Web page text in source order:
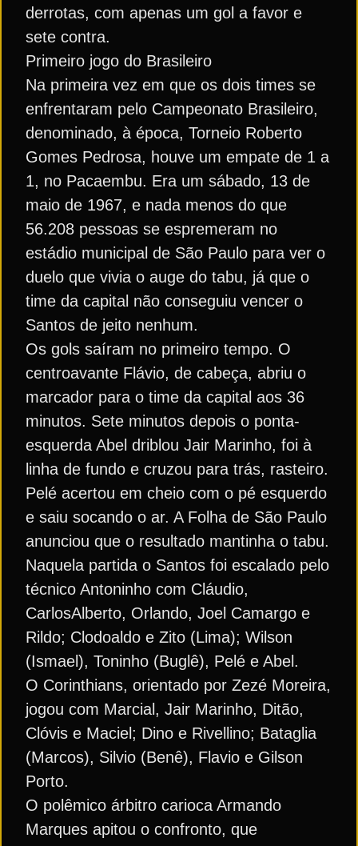
derrotas, com apenas um gol a favor e
sete contra.
Primeiro jogo do Brasileiro
Na primeira vez em que os dois times se
enfrentaram pelo Campeonato Brasileiro,
denominado, à época, Torneio Roberto
Gomes Pedrosa, houve um empate de 1 a
1, no Pacaembu. Era um sábado, 13 de
maio de 1967, e nada menos do que
56.208 pessoas se espremeram no
estádio municipal de São Paulo para ver o
duelo que vivia o auge do tabu, já que o
time da capital não conseguiu vencer o
Santos de jeito nenhum.
Os gols saíram no primeiro tempo. O
centroavante Flávio, de cabeça, abriu o
marcador para o time da capital aos 36
minutos. Sete minutos depois o ponta-
esquerda Abel driblou Jair Marinho, foi à
linha de fundo e cruzou para trás, rasteiro.
Pelé acertou em cheio com o pé esquerdo
e saiu socando o ar. A Folha de São Paulo
anunciou que o resultado mantinha o tabu.
Naquela partida o Santos foi escalado pelo
técnico Antoninho com Cláudio,
CarlosAlberto, Orlando, Joel Camargo e
Rildo; Clodoaldo e Zito (Lima); Wilson
(Ismael), Toninho (Buglê), Pelé e Abel.
O Corinthians, orientado por Zezé Moreira,
jogou com Marcial, Jair Marinho, Ditão,
Clóvis e Maciel; Dino e Rivellino; Bataglia
(Marcos), Silvio (Benê), Flavio e Gilson
Porto.
O polêmico árbitro carioca Armando
Marques apitou o confronto, que